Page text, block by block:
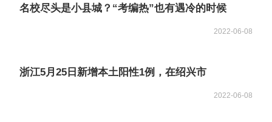
名校尽头是小县城？“考编热”也有遇冷的时候
2022-06-08
浙江5月25日新增本土阳性1例，在绍兴市
2022-06-08